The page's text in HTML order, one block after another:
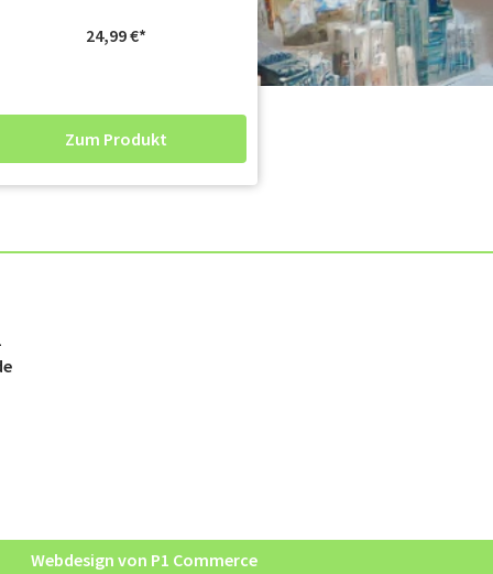
24,99€
Zum Produkt
Webdesign von P1 Commerce